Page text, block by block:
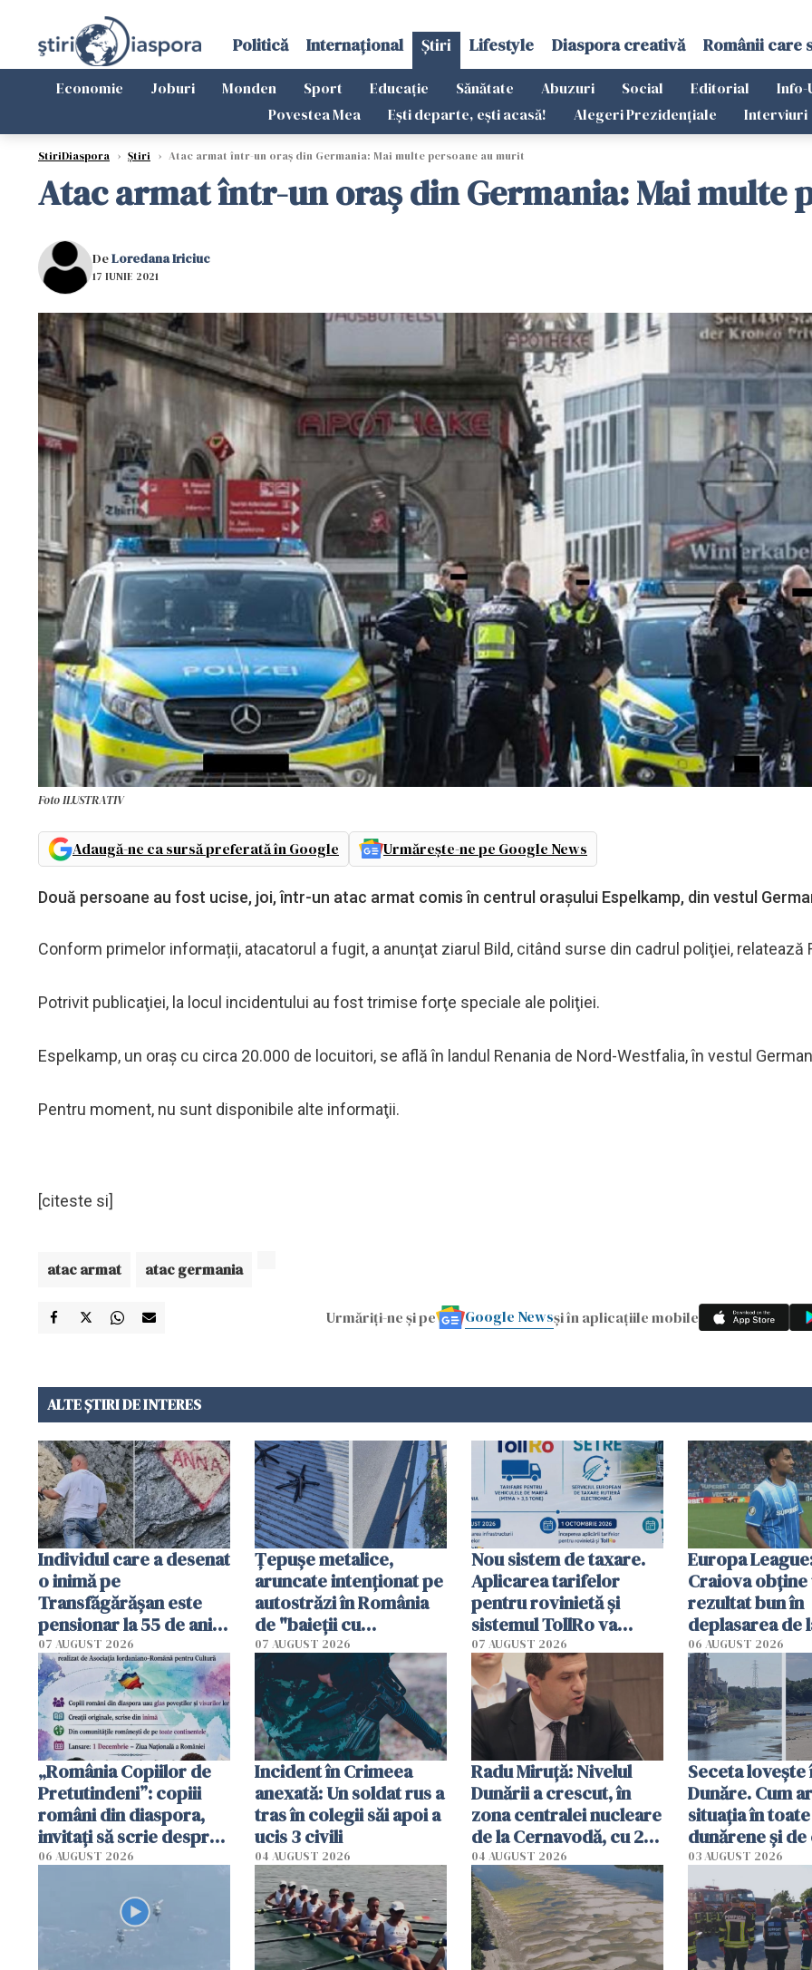
Politică Internațional Știri Lifestyle Diaspora creativă Românii care
Economie Joburi Monden Sport Educație Sănătate Abuzuri Social Editorial Info-
Povestea Mea
Ești departe, ești acasă! Alegeri Prezidențiale Interviuri
StiriDiaspora › Știri › Atac armat într-un oraș din Germania: Mai multe persoane au murit
Atac armat într-un oraș din Germania: Mai multe
DeLoredana Iriciuc
17 IUNIE 2021
Foto ILUSTRATIV
Adaugă-ne ca sursă preferată în Google Urmărește-ne pe Google News
Două persoane au fost ucise, joi, într-un atac armat comis în centrul oraşului Espelkamp, din vestul
Conform primelor informații, atacatorul a fugit, a anunţat ziarul Bild, citând surse din cadrul poliţiei, relatează
Potrivit publicaţiei, la locul incidentului au fost trimise forţe speciale ale poliţiei.
Espelkamp, un oraş cu circa 20.000 de locuitori, se află în landul Renania de Nord-Westfalia, în vestul
Pentru moment, nu sunt disponibile alte informaţii.
[citeste si]
atac armat atac germania
Urmăriți-ne și pe Google Newsși în aplicațiile mobile
ALTE ȘTIRI DE INTERES
Individul care a desenat
o inimă pe
Transfăgărășan este
pensionar la 55 de ani.
Poliția l-a identificat
07 AUGUST 2026
Țepușe metalice,
aruncate intenționat pe
autostrăzi în România
de "baieții cu
platforme": "Mi-au
cerut 1200 lei să mă
tracteze"
07 AUGUST 2026
Nou sistem de taxare.
Aplicarea tarifelor
pentru rovinietă şi
sistemul TollRo va
începe la 1 octombrie
07 AUGUST 2026
Europa
Craiova obține
rezultat bun în
deplasarea de
06 AUGUST 2026
„România Copiilor de
Pretutindeni”: copiii
români din diaspora,
invitați să scrie despre
România într-un volum
06 AUGUST 2026
Incident în Crimeea
anexată: Un soldat rus a
tras în colegii săi apoi a
ucis 3 civili
04 AUGUST 2026
Radu Miruţă: Nivelul
Dunării a crescut, în
zona centralei nucleare
de la Cernavodă, cu 2
cm faţă de ziua trecută
04 AUGUST 2026
Seceta
Dunăre. Cum
situația în
dunărene și de
România
efectele, deși a
în iulie
03 AUGUST 2026